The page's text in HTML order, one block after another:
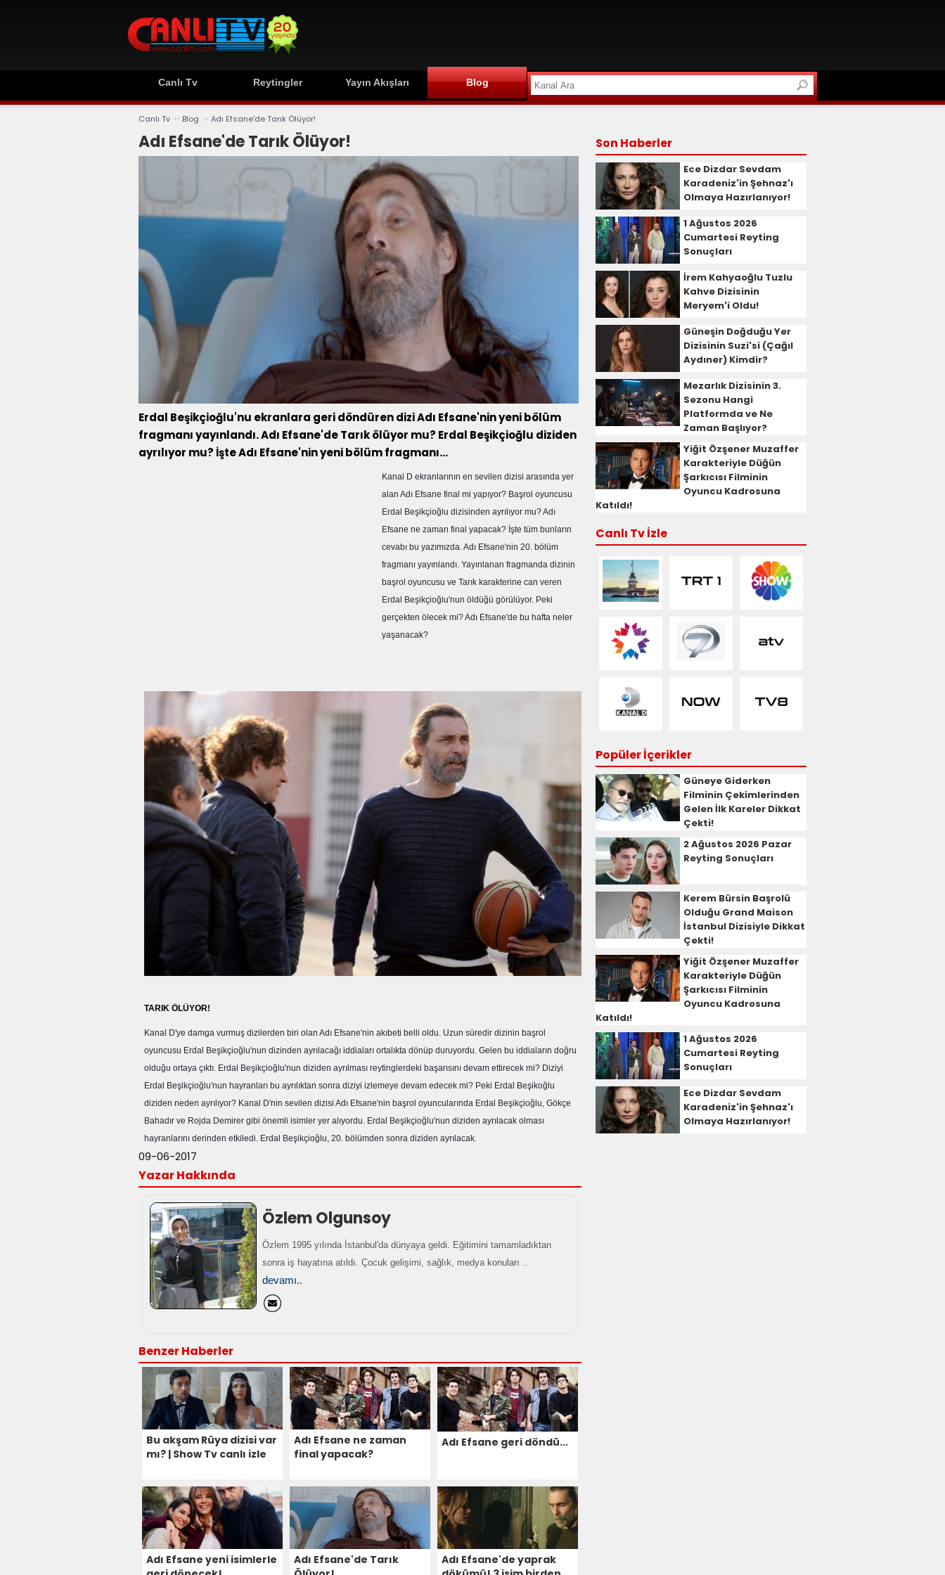
Canlı Tv Reytingler Yayın Akışları Blog
Canlı Tv ›› Blog ›› Adı Efsane'de Tarık Ölüyor!
Adı Efsane'de Tarık Ölüyor!
Erdal Beşikçioğlu'nu ekranlara geri döndüren dizi Adı Efsane'nin yeni bölüm
fragmanı yayınlandı. Adı Efsane'de Tarık ölüyor mu? Erdal Beşikçioğlu diziden
ayrılıyor mu? İşte Adı Efsane'nin yeni bölüm fragmanı...
Kanal D ekranlarının en sevilen dizisi arasında yer
alan Adı Efsane final mi yapıyor? Başrol oyuncusu
Erdal Beşikçioğlu dizisinden ayrılıyor mu? Adı
Efsane ne zaman final yapacak? İşte tüm bunların
cevabı bu yazımızda. Adı Efsane'nin 20. bölüm
fragmanı yayınlandı. Yayınlanan fragmanda dizinin
başrol oyuncusu ve Tarık karakterine can veren
Erdal Beşikçioğlu'nun öldüğü görülüyor. Peki
gerçekten ölecek mi? Adı Efsane'de bu hafta neler
yaşanacak?
TARIK ÖLÜYOR!
Kanal D'ye damga vurmuş dizilerden biri olan Adı Efsane'nin akıbeti belli oldu. Uzun süredir dizinin başrol
oyuncusu Erdal Beşikçioğlu'nun dizinden ayrılacağı iddiaları ortalıkta dönüp duruyordu. Gelen bu iddiaların doğru
olduğu ortaya çıktı. Erdal Beşikçioğlu'nun diziden ayrılması reytinglerdeki başarısını devam ettirecek mi? Diziyi
Erdal Beşikçioğlu'nun hayranları bu ayrılıktan sonra diziyi izlemeye devam edecek mi? Peki Erdal Beşikoğlu
diziden neden ayrılıyor? Kanal D'nin sevilen dizisi Adı Efsane'nin başrol oyuncularında Erdal Beşikçioğlu, Gökçe
Bahadır ve Rojda Demirer gibi önemli isimler yer alıyordu. Erdal Beşikçioğlu'nun diziden ayrılacak olması
hayranlarını derinden etkiledi. Erdal Beşikçioğlu, 20. bölümden sonra diziden ayrılacak.
09-06-2017
Yazar Hakkında
Özlem Olgunsoy
Özlem 1995 yılında İstanbul'da dünyaya geldi. Eğitimini tamamladıktan
sonra iş hayatına atıldı. Çocuk gelişimi, sağlık, medya konuları ..
devamı..
Benzer Haberler
Bu akşam Rüya dizisi var
mı? | Show Tv canlı izle
Adı Efsane ne zaman
final yapacak?
Adı Efsane geri döndü...
Adı Efsane yeni isimlerle
Adı Efsane'de Tarık
Adı Efsane'de yaprak
Son Haberler
Ece Dizdar Sevdam
Karadeniz'in Şehnaz'ı
Olmaya Hazırlanıyor!
1 Ağustos 2026
Cumartesi Reyting
Sonuçları
İrem Kahyaoğlu Tuzlu
Kahve Dizisinin
Meryem'i Oldu!
Güneşin Doğduğu Yer
Dizisinin Suzi'si (Çağıl
Aydıner) Kimdir?
Mezarlık Dizisinin 3.
Sezonu Hangi
Platformda ve Ne
Zaman Başlıyor?
Yiğit Özşener Muzaffer
Karakteriyle Düğün
Şarkıcısı Filminin
Oyuncu Kadrosuna
Katıldı!
Canlı Tv İzle
Popüler İçerikler
Güneye Giderken
Filminin Çekimlerinden
Gelen İlk Kareler Dikkat
Çekti!
2 Ağustos 2026 Pazar
Reyting Sonuçları
Kerem Bürsin Başrolü
Olduğu Grand Maison
İstanbul Dizisiyle Dikkat
Çekti!
Yiğit Özşener Muzaffer
Karakteriyle Düğün
Şarkıcısı Filminin
Oyuncu Kadrosuna
Katıldı!
1 Ağustos 2026
Cumartesi Reyting
Sonuçları
Ece Dizdar Sevdam
Karadeniz'in Şehnaz'ı
Olmaya Hazırlanıyor!